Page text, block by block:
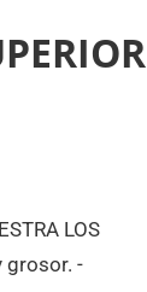
LOS
grosor. -